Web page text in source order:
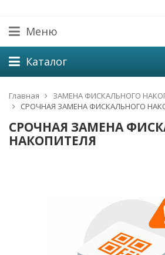
Меню
Каталог
Главная
ЗАМЕНА ФИСКАЛЬНОГО
СРОЧНАЯ ЗАМЕНА ФИСКАЛЬНОГО
СРОЧНАЯ ЗАМЕНА
НАКОПИТЕЛЯ